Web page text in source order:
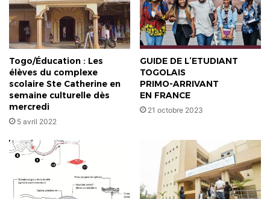
Togo/Éducation : Les
élèves du complexe
scolaire Ste Catherine en
semaine culturelle dès
mercredi
5 avril 2022
GUIDE DE L’ETUDIANT
TOGOLAIS
PRIMO-ARRIVANT
EN FRANCE
21 octobre 2023